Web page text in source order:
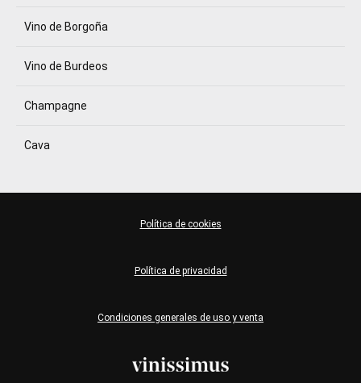
Vino de Borgoña
Vino de Burdeos
Champagne
Cava
Condiciones generales de uso y venta
Política de privacidad
Política de cookies